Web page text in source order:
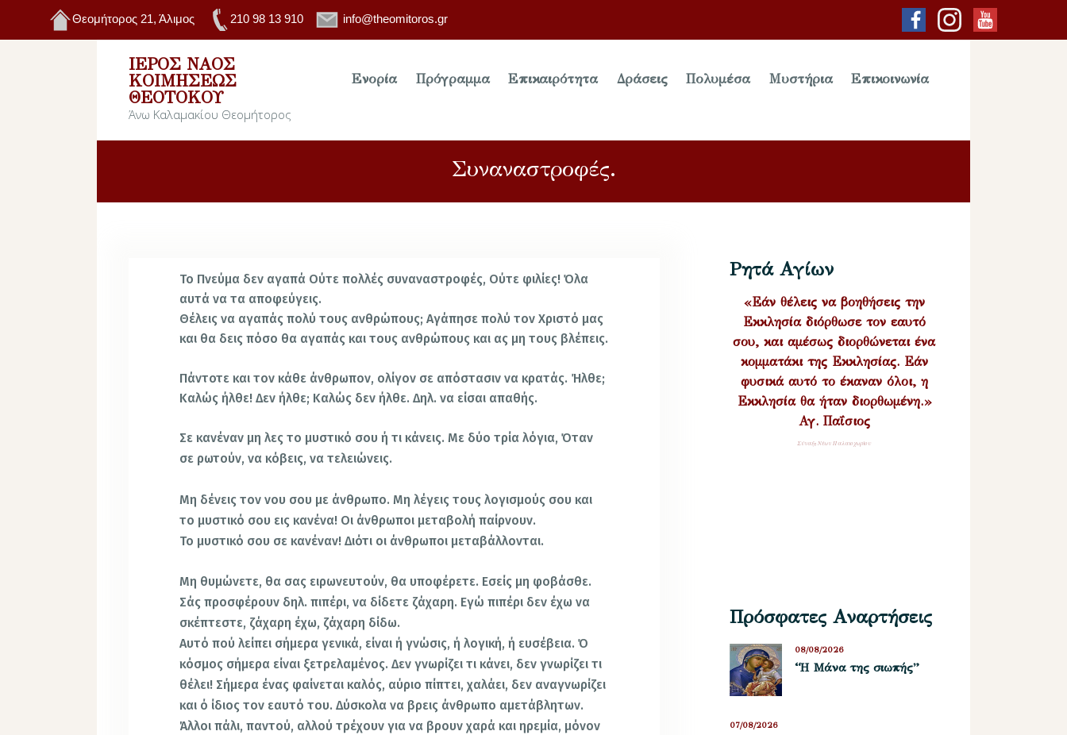
Θεομήτορος 21, Άλιμος 210 98 13 910 info@theomitoros.gr
ΙΕΡΌΣ ΝΑΌΣ
ΚΟΙΜΉΣΕΩΣ
ΘΕΟΤΌΚΟΥ
Άνω Καλαμακίου Θεομήτορος
Ενορία Πρόγραμμα Επικαιρότητα Δράσεις Πολυμέσα Μυστήρια Επικοινωνία
Συναναστροφές.
Το Πνεύμα δεν αγαπά Ούτε πολλές συναναστροφές, Ούτε φιλίες! Όλα
αυτά να τα αποφεύγεις.
Θέλεις να αγαπάς πολύ τους ανθρώπους; Αγάπησε πολύ τον Χριστό μας
και θα δεις πόσο θα αγαπάς και τους ανθρώπους και ας μη τους βλέπεις.
Πάντοτε και τον κάθε άνθρωπον, ολίγον σε απόστασιν να κρατάς. Ήλθε;
Καλώς ήλθε! Δεν ήλθε; Καλώς δεν ήλθε. Δηλ. να είσαι απαθής.
Σε κανέναν μη λες το μυστικό σου ή τι κάνεις. Με δύο τρία λόγια, Όταν
σε ρωτούν, να κόβεις, να τελειώνεις.
Μη δένεις τον νου σου με άνθρωπο. Μη λέγεις τους λογισμούς σου και
το μυστικό σου εις κανένα! Οι άνθρωποι μεταβολή παίρνουν.
Το μυστικό σου σε κανέναν! Διότι οι άνθρωποι μεταβάλλονται.
Μη θυμώνετε, θα σας ειρωνευτούν, θα υποφέρετε. Εσείς μη φοβάσθε.
Σάς προσφέρουν δηλ. πιπέρι, να δίδετε ζάχαρη. Εγώ πιπέρι δεν έχω να
σκέπτεστε, ζάχαρη έχω, ζάχαρη δίδω.
Αυτό πού λείπει σήμερα γενικά, είναι ή γνώσις, ή λογική, ή ευσέβεια. Ό
κόσμος σήμερα είναι ξετρελαμένος. Δεν γνωρίζει τι κάνει, δεν γνωρίζει τι
θέλει! Σήμερα ένας φαίνεται καλός, αύριο πίπτει, χαλάει, δεν αναγνωρίζει
και ό ίδιος τον εαυτό του. Δύσκολα να βρεις άνθρωπο αμετάβλητων.
Άλλοι πάλι, παντού, αλλού τρέχουν για να βρουν χαρά και ηρεμία, μόνον
Ρητά Αγίων
«Εάν θέλεις να βοηθήσεις την
Εκκλησία διόρθωσε τον εαυτό
σου, και αμέσως διορθώνεται ένα
κομματάκι της Εκκλησίας. Εάν
φυσικά αυτό το έκαναν όλοι, η
Εκκλησία θα ήταν διορθωμένη.»
Αγ. Παΐσιος
Σύναξη Νέων Παλαιοχωρίου
Πρόσφατες Αναρτήσεις
“Η Μάνα της σιωπής”
08/08/2026
07/08/2026